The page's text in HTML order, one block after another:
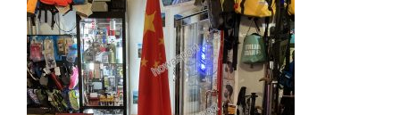
水晶獎座
金箔畫
意大利獎盃